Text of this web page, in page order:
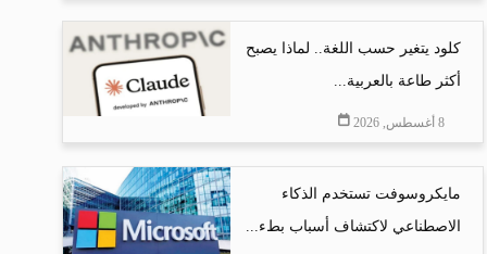
كلود يتغير حسب اللغة.. لماذا يصبح
أكثر طاعة بالعربية...
8 أغسطس, 2026
مايكروسوفت تستخدم الذكاء
الاصطناعي لاكتشاف أسباب بطء...